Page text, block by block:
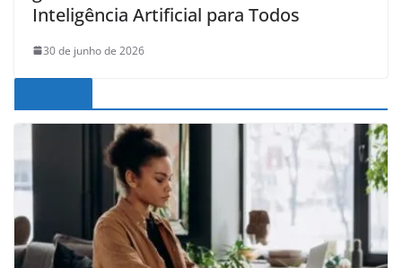
Inteligência Artificial para Todos
30 de junho de 2026